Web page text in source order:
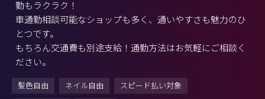
勤もラクラク！
車通勤相談可能なショップも多く、通いやすさも魅力のひ
とつです。
もちろん交通費も別途支給！通勤方法はお気軽にご相談く
ださい。
髪色自由 ネイル自由
スピード払い対象